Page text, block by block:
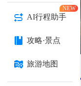
AI行程助手
NEW
攻略·景点
旅游地图